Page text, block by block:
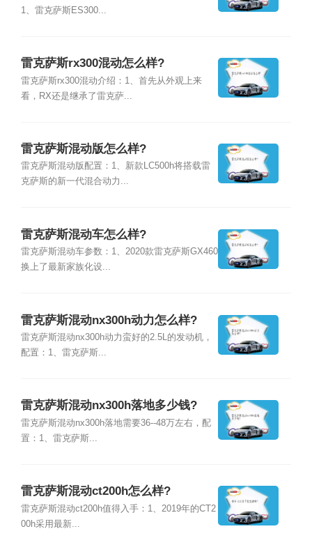
1、雷克萨斯ES300...
雷克萨斯rx300混动怎么样?
雷克萨斯rx300混动介绍：1、首先从外观上来
看，RX还是继承了雷克萨...
雷克萨斯混动版怎么样?
雷克萨斯混动版配置：1、新款LC500h将搭载雷
克萨斯的新一代混合动力...
雷克萨斯混动车怎么样?
雷克萨斯混动车参数：1、2020款雷克萨斯GX460
换上了最新家族化设...
雷克萨斯混动nx300h动力怎么样?
雷克萨斯混动nx300h动力蛮好的2.5L的发动机，
配置：1、雷克萨斯...
雷克萨斯混动nx300h落地多少钱?
雷克萨斯混动nx300h落地需要36--48万左右，配
置：1、雷克萨斯...
雷克萨斯混动ct200h怎么样?
雷克萨斯混动ct200h值得入手：1、2019年的CT2
00h采用最新...